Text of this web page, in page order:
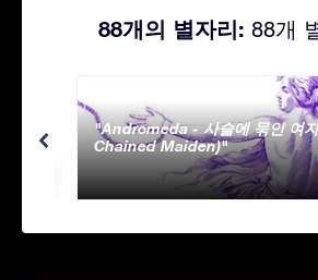
88개의 별자리: 88개
Andromeda - 사슬에 묶인 여
Chained Maiden)